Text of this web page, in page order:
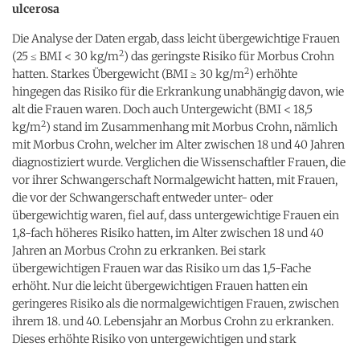
ulcerosa
Die Analyse der Daten ergab, dass leicht übergewichtige Frauen
(25 ≤ BMI < 30 kg/m2) das geringste Risiko für Morbus Crohn
hatten. Starkes Übergewicht (BMI ≥ 30 kg/m2) erhöhte
hingegen das Risiko für die Erkrankung unabhängig davon, wie
alt die Frauen waren. Doch auch Untergewicht (BMI < 18,5
kg/m2) stand im Zusammenhang mit Morbus Crohn, nämlich
mit Morbus Crohn, welcher im Alter zwischen 18 und 40 Jahren
diagnostiziert wurde. Verglichen die Wissenschaftler Frauen, die
vor ihrer Schwangerschaft Normalgewicht hatten, mit Frauen,
die vor der Schwangerschaft entweder unter- oder
übergewichtig waren, fiel auf, dass untergewichtige Frauen ein
1,8-fach höheres Risiko hatten, im Alter zwischen 18 und 40
Jahren an Morbus Crohn zu erkranken. Bei stark
übergewichtigen Frauen war das Risiko um das 1,5-Fache
erhöht. Nur die leicht übergewichtigen Frauen hatten ein
geringeres Risiko als die normalgewichtigen Frauen, zwischen
ihrem 18. und 40. Lebensjahr an Morbus Crohn zu erkranken.
Dieses erhöhte Risiko von untergewichtigen und stark